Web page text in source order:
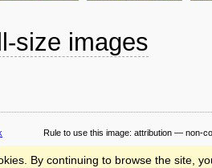
size images
Rule to use this image: attribution — non-
By continuing to browse the site,